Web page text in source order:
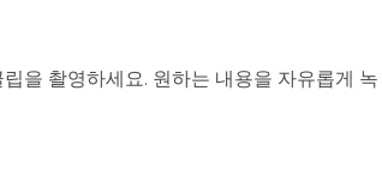
을 촬영하세요. 원하는 내용을 자유롭게 녹